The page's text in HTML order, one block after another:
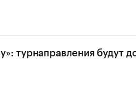
турнаправления будут